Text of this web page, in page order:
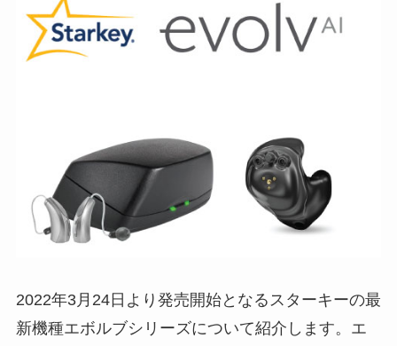
2022年3月24日より発売開始となるスターキーの最
新機種エボルブシリーズについて紹介します。エ